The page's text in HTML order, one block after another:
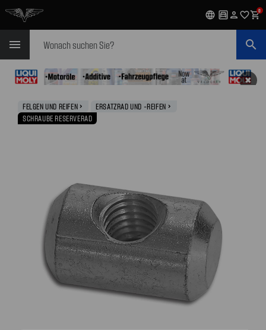
language garage person favorite_outlineshopping_cart0
menu search
✖
FELGEN UND REIFEN navigate_next ERSATZRAD UND -REIFEN navigate_next
SCHRAUBE RESERVERAD